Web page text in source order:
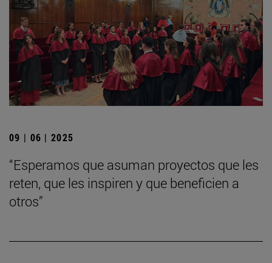
09 | 06 | 2025
“Esperamos que asuman proyectos que les
reten, que les inspiren y que beneficien a
otros”